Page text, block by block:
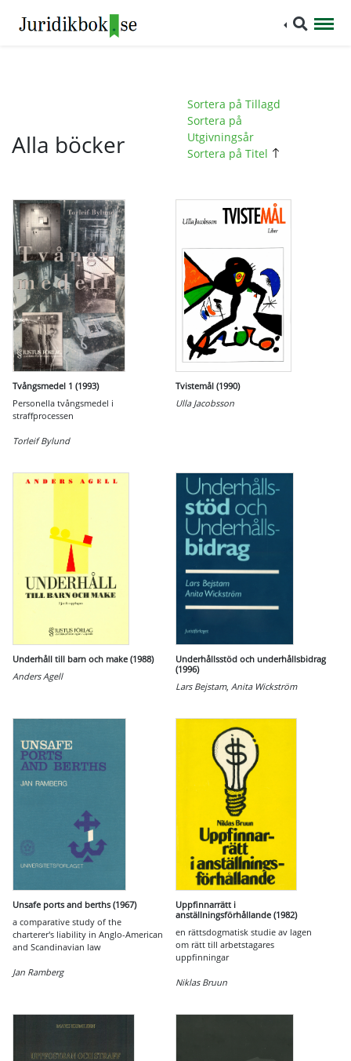
Alla böcker
Sortera på Tillagd
Sortera på
Utgivningsår
Sortera på Titel
Tvångsmedel 1 (1993)
Personella tvångsmedel i
straffprocessen
Torleif Bylund
Tvistemål (1990)
Ulla Jacobsson
Underhåll till barn och make (1988)
Anders Agell
Underhållsstöd och underhållsbidrag
(1996)
Lars Bejstam, Anita Wickström
Unsafe ports and berths (1967)
a comparative study of the
charterer's liability in Anglo-American
and Scandinavian law
Jan Ramberg
Uppfinnarrätt i
anställningsförhållande (1982)
en rättsdogmatisk studie av lagen
om rätt till arbetstagares
uppfinningar
Niklas Bruun